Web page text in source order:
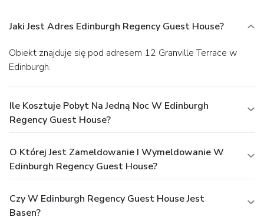
Jaki Jest Adres Edinburgh Regency Guest House?
Obiekt znajduje się pod adresem 12 Granville Terrace w
Edinburgh.
Ile Kosztuje Pobyt Na Jedną Noc W Edinburgh
Regency Guest House?
O Której Jest Zameldowanie I Wymeldowanie W
Edinburgh Regency Guest House?
Czy W Edinburgh Regency Guest House Jest
Basen?